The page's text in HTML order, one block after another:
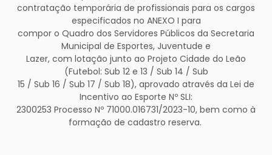
contratação temporária de profissionais para os cargos
especificados no ANEXO I para
compor o Quadro dos Servidores Públicos da Secretaria
Municipal de Esportes, Juventude e
Lazer, com lotação junto ao Projeto Cidade do Leão
(Futebol: Sub 12 e 13 / Sub 14 / Sub
15 / Sub 16 / Sub 17 / Sub 18), aprovado através da Lei de
Incentivo ao Esporte Nº SLI:
2300253 Processo Nº 71000.016731/2023-10, bem como à
formação de cadastro reserva.